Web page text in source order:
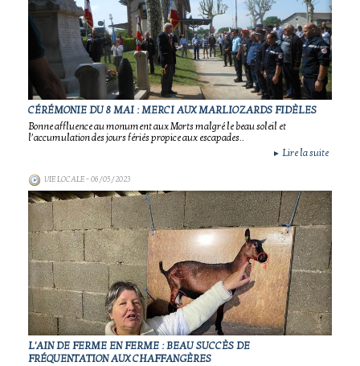
CÉRÉMONIE DU 8 MAI : MERCI AUX MARLIOZARDS FIDÈLES
Bonne affluence au monument aux Morts malgré le beau soleil et
l’accumulation des jours fériés propice aux escapades..
► Lire la suite
VIE LOCALE- 06/05/2023
L'AIN DE FERME EN FERME : BEAU SUCCÈS DE
FRÉQUENTATION AUX CHAFFANGÈRES